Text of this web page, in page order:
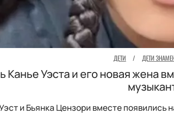
ДЕТИ / ДЕТИ
Канье Уэста и его новая жена
и Бьянка Цензори вместе появились